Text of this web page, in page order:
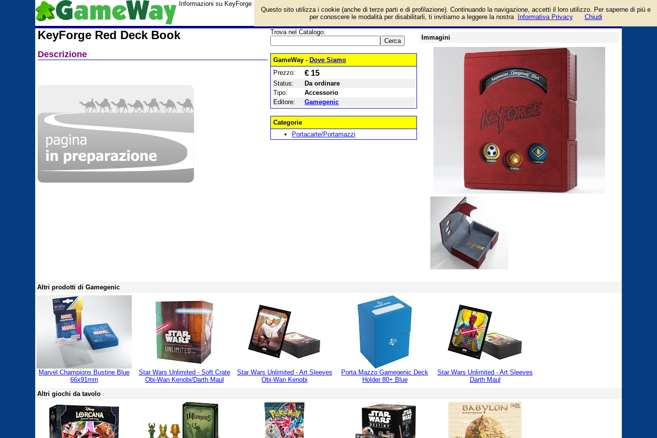
guida
Informazioni su KeyForge Red Deck Book e prezzo di vendita. Prodotto da Gamegenic
KeyForge Red Deck Book
Descrizione
Trova nel Catalogo:
GameWay - Dove Siamo
Prezzo:
€ 15
Status:
Da ordinare
Tipo:
Accessorio
Editore:
Gamegenic
Categorie
Portacarte/Portamazzi
Immagini
Altri prodotti di Gamegenic
Marvel Champions Bustine Blue
66x91mm
Star Wars Unlimited - Soft Crate
Obi-Wan Kenobi/Darth Maul
Star Wars Unlimited - Art Sleeves
Obi-Wan Kenobi
Porta Mazzo Gamegenic Deck
Holder 80+ Blue
Star Wars Unlimited - Art Sleeves
Darth Maul
Altri giochi da tavolo
Questo sito utilizza i cookie (anche di terze parti e di profilazione). Continuando la navigazione, accetti il loro utilizzo. Per saperne di più e
per conoscere le modalità per disabilitarli, ti invitiamo a leggere la nostra
Informativa Privacy Chiudi